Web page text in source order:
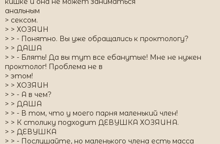
анальным
> сексом.
> > ХОЗЯИН
> > - Понятно. Вы уже обращались к проктологу?
> > ДАША
> > - Блять! Да вы тут все ебанутые! Мне не нужен
проктолог! Проблема не в
> этом!
> > ХОЗЯИН
> > - А в чем?
> > ДАША
> > - В том, что у моего парня маленький член!
> > К столику подходит ДЕВУШКА ХОЗЯИНА.
> > ДЕВУШКА
> > - Послушайте, но маленького члена есть масса